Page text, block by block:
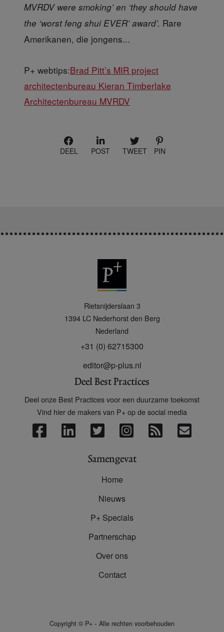
MVRDV were smoking’ en ‘they should have
the ‘worst feng shui EVER’ award’. Rare
Amerikanen, die jongens...
P+ webtips:Brad Pitt’s MIR project
architectenbureau Kieran Timberlake
Architectenbureau MVRDV
DEEL POST TWEET PIN
Rietsnijderslaan 3
1394 LC Nederhorst den Berg
Nederland
+31 (0) 62715300
editor@p-plus.nl
Deel Best Practices
Deel onze Best Practices voor een duurzame toekomst
Vind hier de makers van P+ op de social media
Samengevat
Home
Nieuws
P+ Specials
Partnerschap
Over ons
Contact
Copyright © P+ - Alle rechten voorbehouden